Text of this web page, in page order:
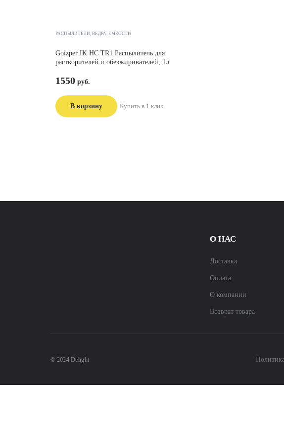
РАСПЫЛИТЕЛИ, ВЕДРА, ЕМКОСТИ
Goizper IK HC TR1 Распылитель для
растворителей и обезжиривателей, 1л
1550
В корзину Купить в 1 клик
О НАС
Доставка
Оплата
О компании
Возврат товара
© 2024 Delight